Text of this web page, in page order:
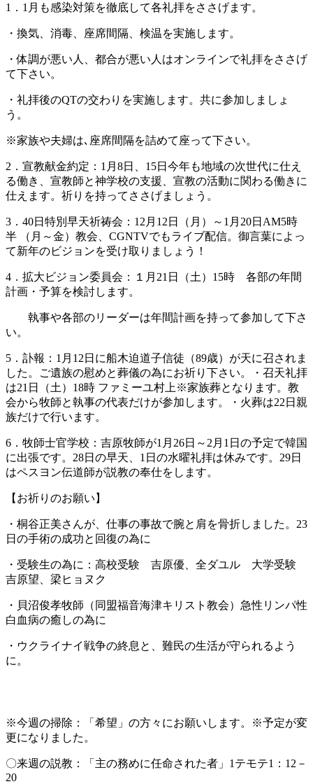
1．1月も感染対策を徹底して各礼拝をささげます。
・換気、消毒、座席間隔、検温を実施します。
・体調が悪い人、都合が悪い人はオンラインで礼拝をささげ
て下さい。
・礼拝後のQTの交わりを実施します。共に参加しましょ
う。
※家族や夫婦は､座席間隔を詰めて座って下さい。
2．宣教献金約定：1月8日、15日今年も地域の次世代に仕え
る働き、宣教師と神学校の支援、宣教の活動に関わる働きに
仕えます。祈りを持ってささげましょう。
3．40日特別早天祈祷会：12月12日（月）～1月20日AM5時
半 （月～金）教会、CGNTVでもライブ配信。御言葉によっ
て新年のビジョンを受け取りましょう！
4．拡大ビジョン委員会：１月21日（土）15時 各部の年間
計画・予算を検討します。
執事や各部のリーダーは年間計画を持って参加して下さ
い。
5．訃報：1月12日に船木迫道子信徒（89歳）が天に召されま
した。ご遺族の慰めと葬儀の為にお祈り下さい。・召天礼拝
は21日（土）18時 ファミーユ村上※家族葬となります。教
会から牧師と執事の代表だけが参加します。・火葬は22日親
族だけで行います。
6．牧師士官学校：吉原牧師が1月26日～2月1日の予定で韓国
に出張です。28日の早天、1日の水曜礼拝は休みです。29日
はペスヨン伝道師が説教の奉仕をします。
【お祈りのお願い】
・桐谷正美さんが、仕事の事故で腕と肩を骨折しました。23
日の手術の成功と回復の為に
・受験生の為に：高校受験 吉原優、全ダユル 大学受験
吉原望、梁ヒョヌク
・貝沼俊孝牧師（同盟福音海津キリスト教会）急性リンパ性
白血病の癒しの為に
・ウクライナイ戦争の終息と、難民の生活が守られるよう
に。
※今週の掃除：「希望」の方々にお願いします。※予定が変
更になりました。
〇来週の説教：
「主の務めに任命された者」1テモテ1：12－
20